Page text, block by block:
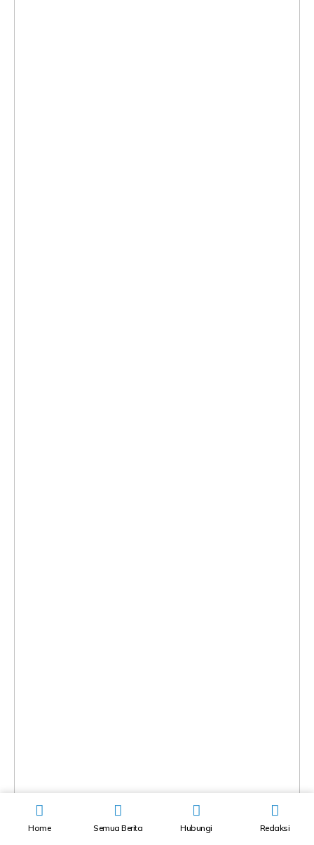
Home Semua Berita Hubungi Redaksi